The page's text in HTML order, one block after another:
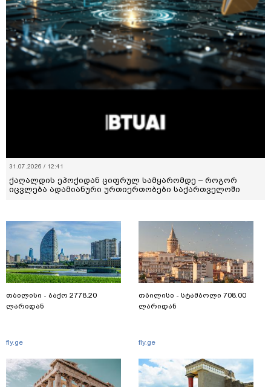
31.07.2026 / 12:41
ქაღალდის ეპოქიდან ციფრულ სამყარომდე – როგორ
იცვლება ადამიანური ურთიერთობები საქართველოში
თბილისი - ბაქო 2778.20
ლარიდან
fly.ge
თბილისი - სტამბოლი 708.00
ლარიდან
fly.ge